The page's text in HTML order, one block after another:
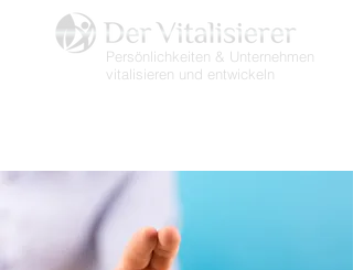
Persönlichkeiten & Unternehmen
vitalisieren und entwickeln